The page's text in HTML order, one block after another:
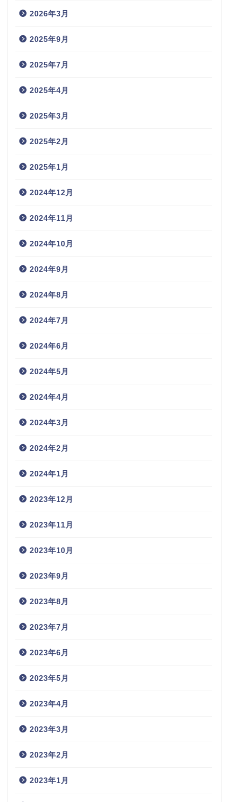
2026年3月
2025年9月
2025年7月
2025年4月
2025年3月
2025年2月
2025年1月
2024年12月
2024年11月
2024年10月
2024年9月
2024年8月
2024年7月
2024年6月
2024年5月
2024年4月
2024年3月
2024年2月
2024年1月
2023年12月
2023年11月
2023年10月
2023年9月
2023年8月
2023年7月
2023年6月
2023年5月
2023年4月
2023年3月
2023年2月
2023年1月